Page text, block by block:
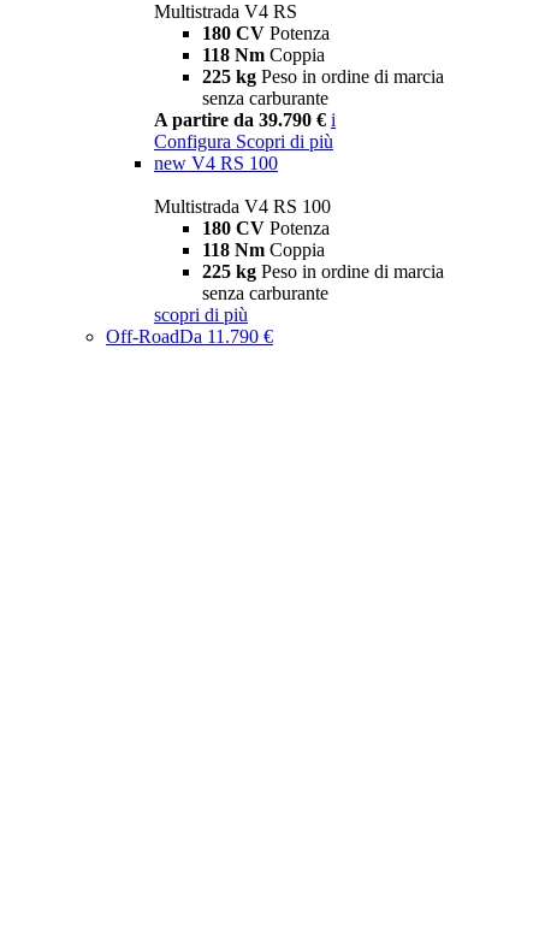
Multistrada V4 RS
180 CV Potenza
118 Nm Coppia
225 kg Peso in ordine di marcia
senza carburante
A partire da 39.790 € i
Configura Scopri di più
new V4 RS 100
Multistrada V4 RS 100
180 CV Potenza
118 Nm Coppia
225 kg Peso in ordine di marcia
senza carburante
scopri di più
Off-RoadDa 11.790 €